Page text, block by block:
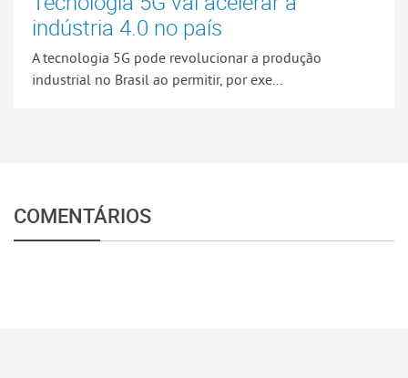
indústria 4.0 no país
A tecnologia 5G pode revolucionar a produção
industrial no Brasil ao permitir, por exe...
COMENTÁRIOS